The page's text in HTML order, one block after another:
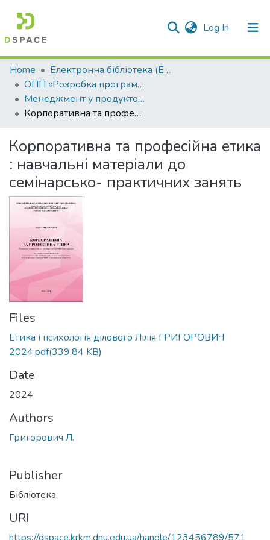
Log In (current)
Communities & Collections
All of DSpace
Statistics
Home
Електронна бібліотека (E-Book)
ОПП «Розробка програмного забезпечення»
Менеджмент у продуктовому ІТ
Корпоративна та професійна етика : навчальні матеріали до семінарсько- практичних занять
Корпоративна та професійна етика
: навчальні матеріали до
семінарсько- практичних занять
Files
Етика і психологія ділового Лілія ГРИГОРОВИЧ
2024.pdf(339.84 KB)
Date
2024
Authors
Григорович Л.
Publisher
Бібліотека
URI